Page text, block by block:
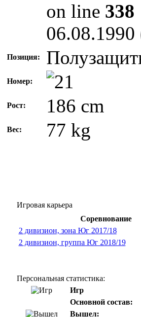
on line 338
06.08.1990
Позиция:
Номер:
Рост: 186 cm
Вес: 77 kg
Игровая карьера
Соревнование
2 дивизион, зона Юг 2017/18
2 дивизион, группа Юг 2018/19
Персональная статистика:
Игр
Основной состав:
Вышел: